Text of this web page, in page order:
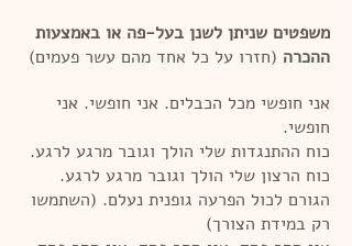
משפטים שניתן לשנן בעל-פה או באמצעות
ההכרה (חזרו על כל אחד מהם עשר פעמים)
אני חופשי מכל הכבלים. אני חופשי. אני
חופשי.
כוח ההתנגדות שלי הולך וגובר מרגע לרגע.
כוח הרצון שלי הולך וגובר מרגע לרגע.
הגורם לכול הפרעה גופנית נעלם. (השתמשו
רק במידת הצורך)